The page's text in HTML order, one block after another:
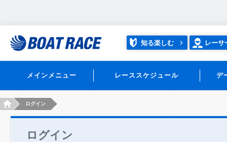
知る楽しむ レーサ
メインメニュー レーススケジュール デ
HOMEログイン
ログイン